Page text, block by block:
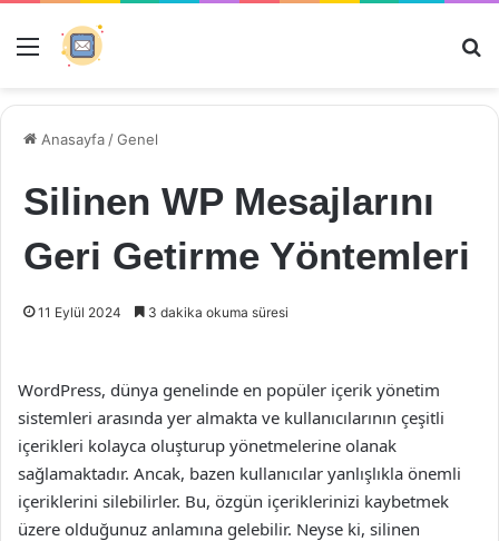
Menü
Anasayfa /Genel
Silinen WP Mesajlarını
Geri Getirme Yöntemleri
11 Eylül 2024 3 dakika okuma süresi
WordPress, dünya genelinde en popüler içerik yönetim
sistemleri arasında yer almakta ve kullanıcılarının çeşitli
içerikleri kolayca oluşturup yönetmelerine olanak
sağlamaktadır. Ancak, bazen kullanıcılar yanlışlıkla önemli
içeriklerini silebilirler. Bu, özgün içeriklerinizi kaybetmek
üzere olduğunuz anlamına gelebilir. Neyse ki, silinen